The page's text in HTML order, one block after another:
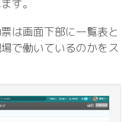
す。
は画面下部に一覧表と
で働いているのかをス